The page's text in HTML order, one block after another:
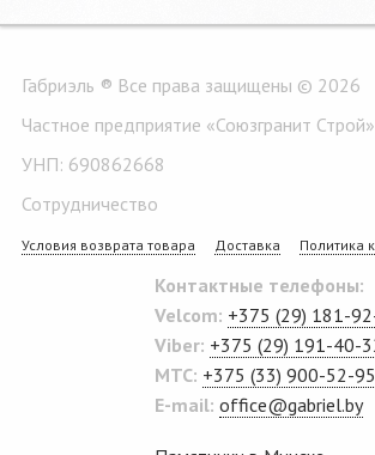
Габриэль ® Все права защищены © 2026
Частное предприятие «Союзгранит Строй»
УНП: 690862668
Сотрудничество
Условия возврата товара Доставка Политика
Контактные телефоны:
Velcom: +375 (29) 181-
Viber: +375 (29) 191-40-
MTC: +375 (33) 900-52-95
E-mail: office@gabriel.by